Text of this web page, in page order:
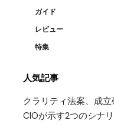
ガイド
レビュー
特集
人気記事
クラリティ法案、成
CIOが示す2つのシナ